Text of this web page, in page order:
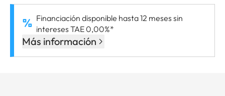
Financiación disponible hasta 12 meses sin
intereses TAE 0,00%*
Más información